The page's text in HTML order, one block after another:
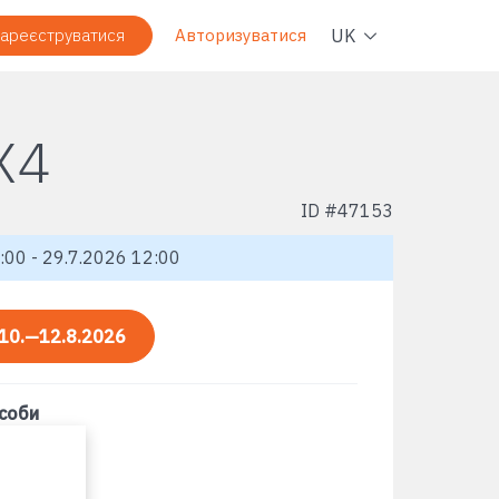
Авторизуватися UK
ID #47153
- 29.7.2026 12:00